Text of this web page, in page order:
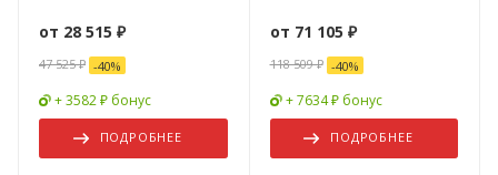
от 28 515 ₽
47 525 ₽ -40%
+ 3582 ₽ бонус
ПОДРОБНЕЕ
от 71 105 ₽
118 509 ₽ -40%
+ 7634 ₽ бонус
ПОДРОБНЕЕ